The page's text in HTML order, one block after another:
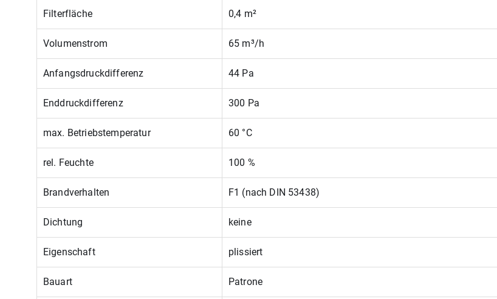
Filterfläche 0,4 m²
Volumenstrom 65 m³/h
Anfangsdruckdifferenz 44 Pa
Enddruckdifferenz 300 Pa
max. Betriebstemperatur 60 °C
rel. Feuchte 100 %
Brandverhalten F1 (nach DIN 53438)
Dichtung keine
Eigenschaft plissiert
Bauart Patrone